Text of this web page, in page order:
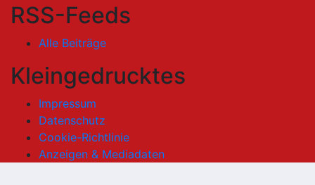
RSS-Feeds
Alle Beiträge
Kleingedrucktes
Impressum
Datenschutz
Cookie-Richtlinie
Anzeigen & Mediadaten